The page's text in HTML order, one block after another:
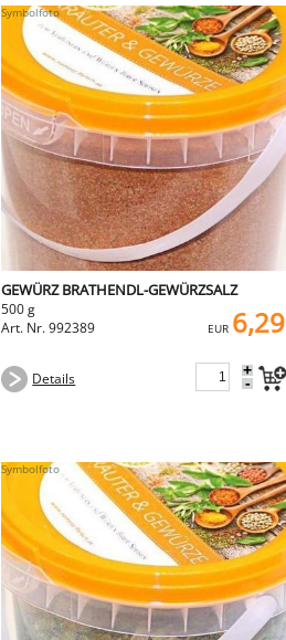
GEWÜRZ BRATHENDL-GEWÜRZSALZ
500 g
Art. Nr. 992389
EUR 6,29
Details +
-